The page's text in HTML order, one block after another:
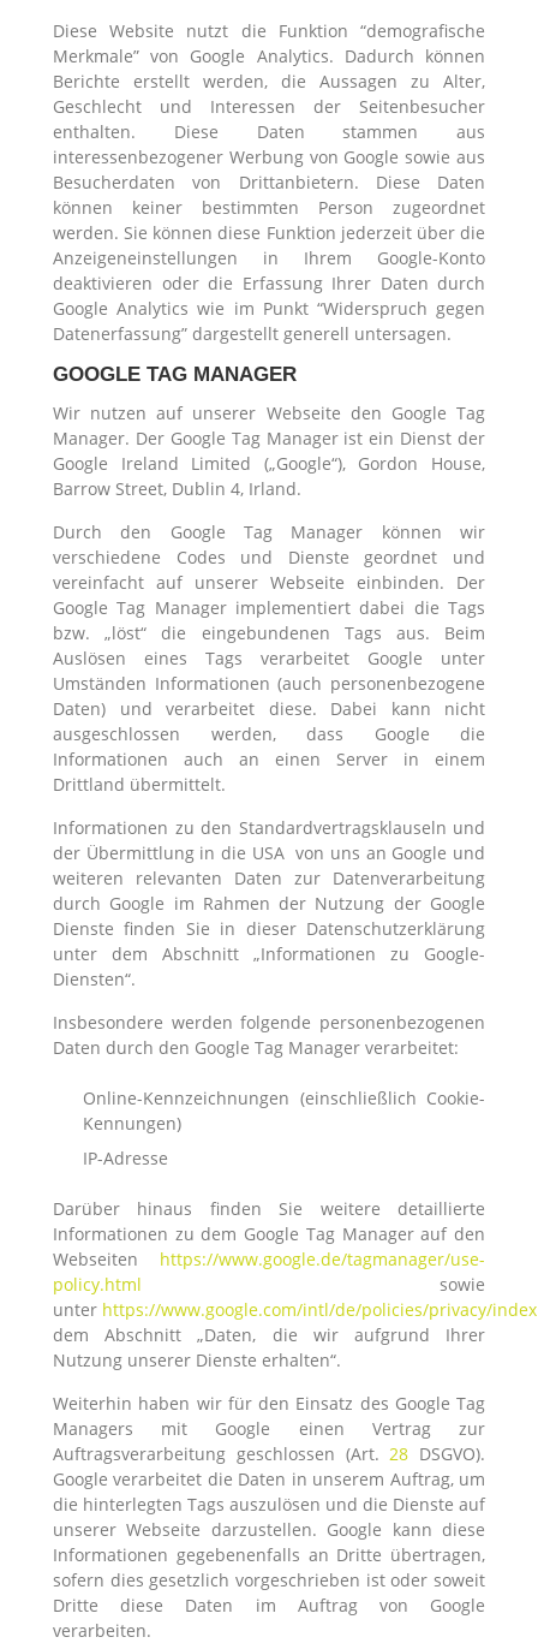
Diese Website nutzt die Funktion “demografische
Merkmale” von Google Analytics. Dadurch können
Berichte erstellt werden, die Aussagen zu Alter,
Geschlecht und Interessen der Seitenbesucher
enthalten. Diese Daten stammen aus
interessenbezogener Werbung von Google sowie aus
Besucherdaten von Drittanbietern. Diese Daten
können keiner bestimmten Person zugeordnet
werden. Sie können diese Funktion jederzeit über die
Anzeigeneinstellungen in Ihrem Google-Konto
deaktivieren oder die Erfassung Ihrer Daten durch
Google Analytics wie im Punkt “Widerspruch gegen
Datenerfassung” dargestellt generell untersagen.
GOOGLE TAG MANAGER
Wir nutzen auf unserer Webseite den Google Tag
Manager. Der Google Tag Manager ist ein Dienst der
Google Ireland Limited („Google“), Gordon House,
Barrow Street, Dublin 4, Irland.
Durch den Google Tag Manager können wir
verschiedene Codes und Dienste geordnet und
vereinfacht auf unserer Webseite einbinden. Der
Google Tag Manager implementiert dabei die Tags
bzw. „löst“ die eingebundenen Tags aus. Beim
Auslösen eines Tags verarbeitet Google unter
Umständen Informationen (auch personenbezogene
Daten) und verarbeitet diese. Dabei kann nicht
ausgeschlossen werden, dass Google die
Informationen auch an einen Server in einem
Drittland übermittelt.
Informationen zu den Standardvertragsklauseln und
der Übermittlung in die USA von uns an Google und
weiteren relevanten Daten zur Datenverarbeitung
durch Google im Rahmen der Nutzung der Google
Dienste finden Sie in dieser Datenschutzerklärung
unter dem Abschnitt „Informationen zu Google-
Diensten“.
Insbesondere werden folgende personenbezogenen
Daten durch den Google Tag Manager verarbeitet:
Online-Kennzeichnungen (einschließlich Cookie-
Kennungen)
IP-Adresse
Darüber hinaus finden Sie weitere detaillierte
Informationen zu dem Google Tag Manager auf den
Webseiten https://www.google.de/tagmanager/use-
policy.html sowie
unter https://www.google.com/intl/de/policies/privacy/
dem Abschnitt „Daten, die wir aufgrund Ihrer
Nutzung unserer Dienste erhalten“.
Weiterhin haben wir für den Einsatz des Google Tag
Managers mit Google einen Vertrag zur
Auftragsverarbeitung geschlossen (Art.28 DSGVO).
Google verarbeitet die Daten in unserem Auftrag, um
die hinterlegten Tags auszulösen und die Dienste auf
unserer Webseite darzustellen. Google kann diese
Informationen gegebenenfalls an Dritte übertragen,
sofern dies gesetzlich vorgeschrieben ist oder soweit
Dritte diese Daten im Auftrag von Google
verarbeiten.